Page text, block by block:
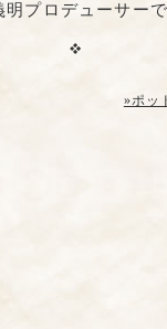
明プロデューサー
»ポッ